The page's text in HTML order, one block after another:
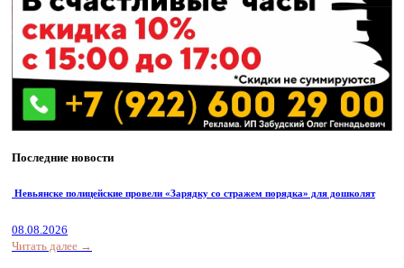
Последние новости
Невьянске полицейские провели «Зарядку со стражем порядка» для дошколят
08.08.2026
Читать далее →